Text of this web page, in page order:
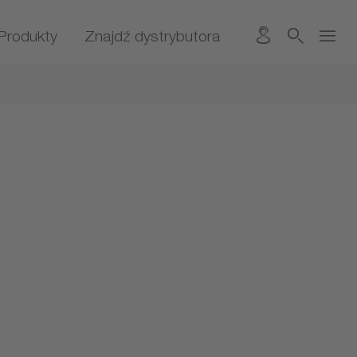
Znajdź dystrybutora